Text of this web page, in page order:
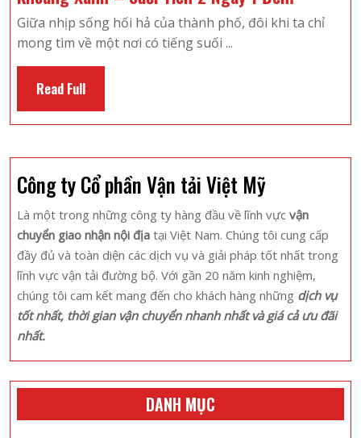
Dịch
Tour
Lịch
Xanh
–
Suối
Tiên
2
Ngày
Giữa nhịp sống hối hả của thành phố, đôi khi ta chỉ
mong tìm về một nơi có tiếng suối ...
Read FullRead
Full
Công ty Cổ phần Vận tải Việt Mỹ
Là một trong những công ty hàng đầu về lĩnh vực vận
chuyển giao nhận nội địa tại Việt Nam. Chúng tôi cung cấp
đầy đủ và toàn diện các dịch vụ và giải pháp tốt nhất trong
lĩnh vực vận tải đường bộ. Với gần 20 năm kinh nghiệm,
chúng tôi cam kết mang đến cho khách hàng những dịch vụ
tốt nhất, thời gian vận chuyển nhanh nhất và giá cả ưu đãi
nhất.
DANH MỤC